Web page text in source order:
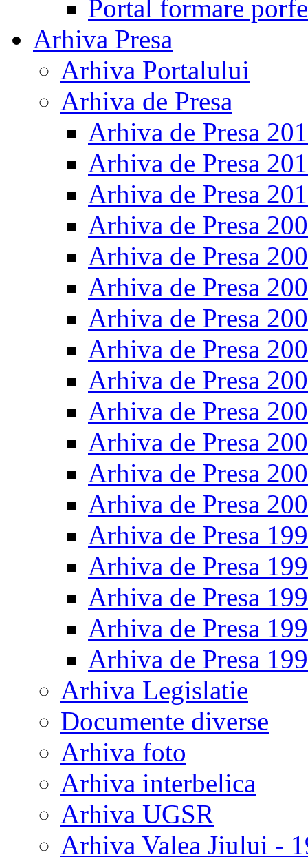
Portal formare
Arhiva Presa
Arhiva Portalului
Arhiva de Presa
Arhiva de Presa
Arhiva de Presa
Arhiva de Presa
Arhiva de Presa
Arhiva de Presa
Arhiva de Presa
Arhiva de Presa
Arhiva de Presa
Arhiva de Presa
Arhiva de Presa
Arhiva de Presa
Arhiva de Presa
Arhiva de Presa
Arhiva de Presa
Arhiva de Presa
Arhiva de Presa
Arhiva de Presa
Arhiva de Presa
Arhiva Legislatie
Documente diverse
Arhiva foto
Arhiva interbelica
Arhiva UGSR
Arhiva Valea Jiului -